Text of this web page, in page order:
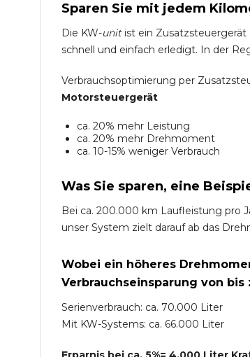
Sparen Sie mit jedem
Die KW-unitist ein Zusatzsteuergerät
schnell und einfach erledigt. In der
Verbrauchsoptimierung per
Motorsteuergerät
ca. 20% mehr Leistung
ca. 20% mehr Drehmoment
ca. 10-15% weniger Verbrauch
Was Sie sparen, eine
Bei ca. 200.000 km Laufleistung pro
unser System zielt darauf ab das
Wobei ein höheres
Verbrauchseinsparung von bis
Serienverbrauch: ca. 70.000 Liter
Mit KW-Systems: ca. 66.000 Liter